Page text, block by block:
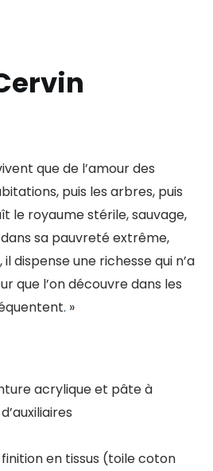
que de l’amour des
puis les arbres, puis
le royaume stérile, sauvage,
sa pauvreté extrême,
dispense une richesse qui n’a
que l’on découvre dans les
. »
acrylique et pâte à
en tissus (toile coton